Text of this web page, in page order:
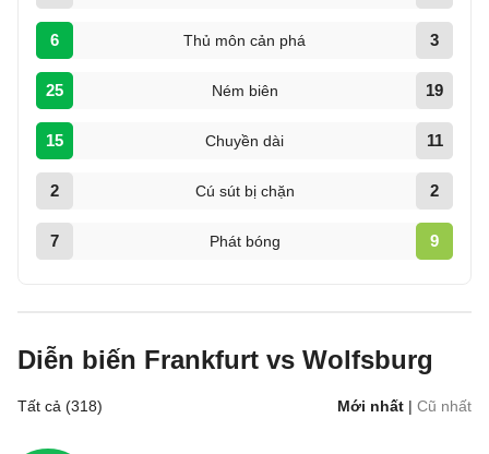
6 Thủ môn cản phá 3
25 Ném biên 19
15 Chuyền dài 11
2 Cú sút bị chặn 2
7 Phát bóng 9
Diễn biến Frankfurt vs Wolfsburg
Tất cả (318) Mới nhất | Cũ nhất